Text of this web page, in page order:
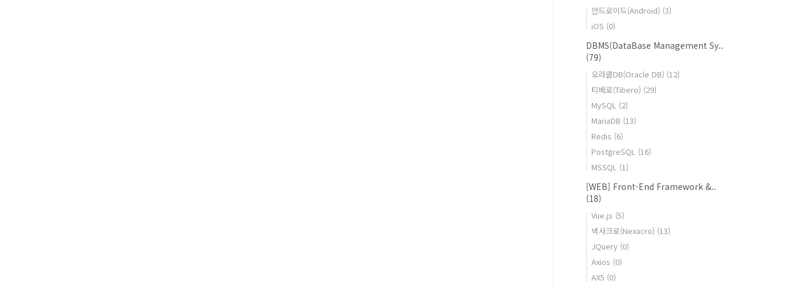
안드로이드(Android) (3)
iOS (0)
DBMS(DataBase Management Sy..
(79)
오라클DB(Oracle DB) (12)
티베로(Tibero) (29)
MySQL (2)
MariaDB (13)
Redis (6)
PostgreSQL (16)
MSSQL (1)
[WEB] Front-End Framework &..
(18)
Vue.js (5)
넥사크로(Nexacro) (13)
JQuery (0)
Axios (0)
AX5 (0)